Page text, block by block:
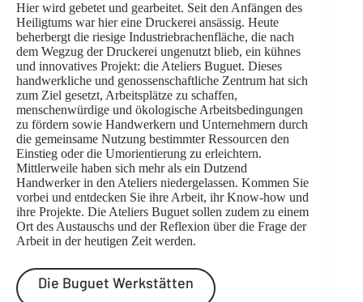
Hier wird gebetet und gearbeitet. Seit den Anfängen des
Heiligtums war hier eine Druckerei ansässig. Heute
beherbergt die riesige Industriebrachenfläche, die nach
dem Wegzug der Druckerei ungenutzt blieb, ein kühnes
und innovatives Projekt: die Ateliers Buguet. Dieses
handwerkliche und genossenschaftliche Zentrum hat sich
zum Ziel gesetzt, Arbeitsplätze zu schaffen,
menschenwürdige und ökologische Arbeitsbedingungen
zu fördern sowie Handwerkern und Unternehmern durch
die gemeinsame Nutzung bestimmter Ressourcen den
Einstieg oder die Umorientierung zu erleichtern.
Mittlerweile haben sich mehr als ein Dutzend
Handwerker in den Ateliers niedergelassen. Kommen Sie
vorbei und entdecken Sie ihre Arbeit, ihr Know-how und
ihre Projekte. Die Ateliers Buguet sollen zudem zu einem
Ort des Austauschs und der Reflexion über die Frage der
Arbeit in der heutigen Zeit werden.
Die Buguet Werkstätten